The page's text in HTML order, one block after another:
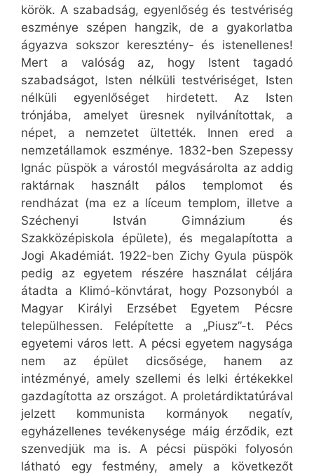
körök. A szabadság, egyenlőség és testvériség
eszménye szépen hangzik, de a gyakorlatba
ágyazva sokszor keresztény- és istenellenes!
Mert a valóság az, hogy Istent tagadó
szabadságot, Isten nélküli testvériséget, Isten
nélküli egyenlőséget hirdetett. Az Isten
trónjába, amelyet üresnek nyilvánítottak, a
népet, a nemzetet ültették. Innen ered a
nemzetállamok eszménye. 1832-ben Szepessy
Ignác püspök a várostól megvásárolta az addig
raktárnak használt pálos templomot és
rendházat (ma ez a líceum templom, illetve a
Széchenyi István Gimnázium és
Szakközépiskola épülete), és megalapította a
Jogi Akadémiát. 1922-ben Zichy Gyula püspök
pedig az egyetem részére használat céljára
átadta a Klimó-könvtárat, hogy Pozsonyból a
Magyar Királyi Erzsébet Egyetem Pécsre
települhessen. Felépítette a „Piusz”-t. Pécs
egyetemi város lett. A pécsi egyetem nagysága
nem az épület dicsősége, hanem az
intézményé, amely szellemi és lelki értékekkel
gazdagította az országot. A proletárdiktatúrával
jelzett kommunista kormányok negatív,
egyházellenes tevékenysége máig érződik, ezt
szenvedjük ma is. A pécsi püspöki folyosón
látható egy festmény, amely a következőt